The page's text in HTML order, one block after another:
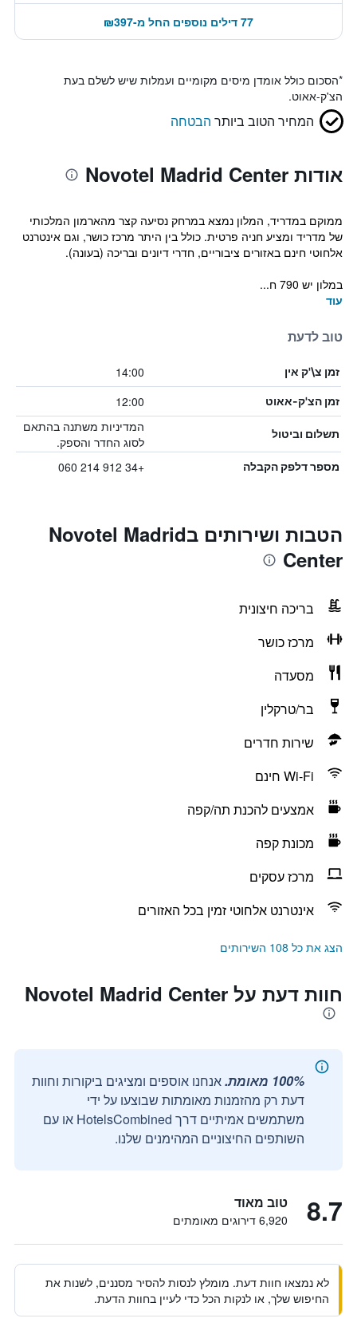
77 דילים נוספים החל מ-₪397
*הסכום כולל אומדן מיסים מקומיים ועמלות שיש לשלם בעת
הצ'ק-אאוט.
המחיר הטוב ביותר הבטחה
אודות Novotel Madrid Center
ממוקם במדריד, המלון נמצא במרחק נסיעה קצר מהארמון המלכותי
של מדריד ומציע חניה פרטית. כולל בין היתר מרכז כושר, וגם אינטרנט
אלחוטי חינם באזורים ציבוריים, חדרי דיונים ובריכה (בעונה).
במלון יש 790 ח...
עוד
טוב לדעת
זמן צ\'ק אין 14:00
זמן הצ'ק-אאוט 12:00
תשלום וביטול
המדיניות משתנה בהתאם
לסוג החדר והספק.
מספר דלפק הקבלה +34 912 214 060
הטבות ושירותים בNovotel Madrid
Center
בריכה חיצונית
מרכז כושר
מסעדה
בר/טרקלין
שירות חדרים
Wi-Fi חינם
אמצעים להכנת תה/קפה
מכונת קפה
מרכז עסקים
אינטרנט אלחוטי זמין בכל האזורים
הצג את כל 108 השירותים
חוות דעת על Novotel Madrid Center
100% מאומת.
אנחנו אוספים ומציגים ביקורות וחוות
דעת רק מהזמנות מאומתות שבוצעו על ידי
משתמשים אמיתיים דרך HotelsCombined או עם
השותפים החיצוניים המהימנים שלנו.
8.7 טוב מאוד
6,920 דירוגים מאומתים
לא נמצאו חוות דעת. מומלץ לנסות להסיר מסננים, לשנות את
החיפוש שלך, או לנקות הכל כדי לעיין בחוות הדעת.